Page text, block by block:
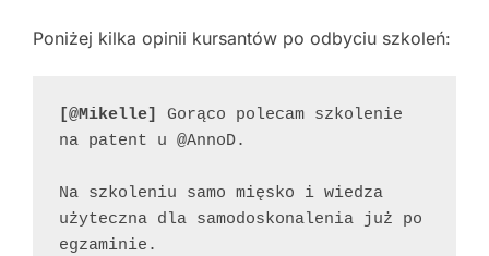
Poniżej kilka opinii kursantów po odbyciu szkoleń:
[@Mikelle]
Gorąco polecam szkolenie
na patent u @AnnoD.
Na szkoleniu samo mięsko i wiedza
użyteczna dla samodoskonalenia już po
egzaminie.